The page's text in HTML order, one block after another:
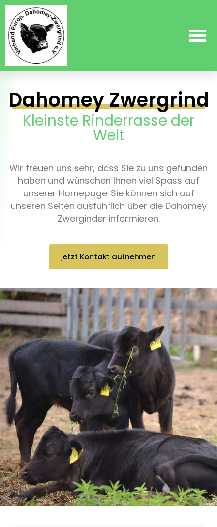
Dahomey Zwergrind
Kleinste Rinderrasse der
Welt
Wir freuen uns sehr, dass Sie zu uns gefunden
haben und wünschen Ihnen viel Spass auf
unserer Homepage. Sie können sich auf
unseren Seiten ausführlich über die Dahomey
Zwerginder informieren.
jetzt Kontakt aufnehmen